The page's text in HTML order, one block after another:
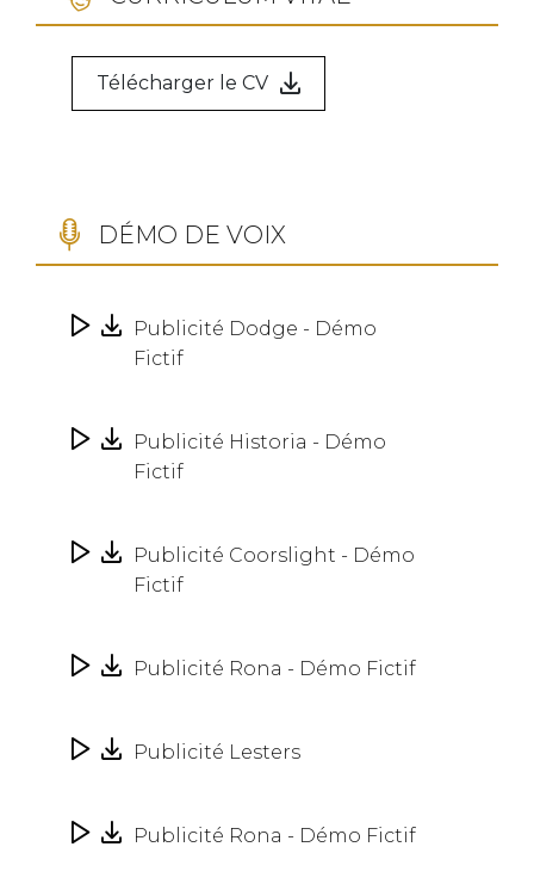
Télécharger le CV
DÉMO DE VOIX
Publicité Dodge - Démo
Fictif
Publicité Historia - Démo
Fictif
Publicité Coorslight - Démo
Fictif
Publicité Rona - Démo Fictif
Publicité Lesters
Publicité Rona - Démo Fictif